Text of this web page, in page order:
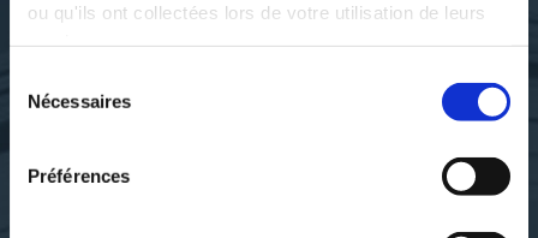
ou qu'ils ont collectées lors de votre utilisation de leurs
Nécessaires
Préférences
SES OUVRAGES